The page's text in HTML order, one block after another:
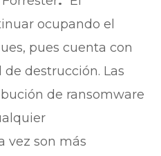
ocupando el
pues cuenta con
destrucción. Las
de ransomware
vez son más